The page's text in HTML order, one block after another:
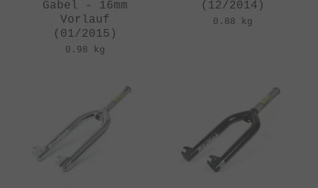
Gabel - 16mm
Vorlauf
(01/2015)
0.98 kg
(12/2014)
0.88 kg